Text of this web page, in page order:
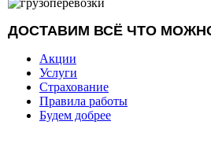
ДОСТАВИМ ВСЁ ЧТО
Акции
Услуги
Страхование
Правила работы
Будем добрее